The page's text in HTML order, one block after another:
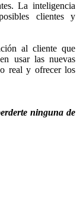
La inteligencia
clientes y
al cliente que
usar las nuevas
real y ofrecer los
ninguna de